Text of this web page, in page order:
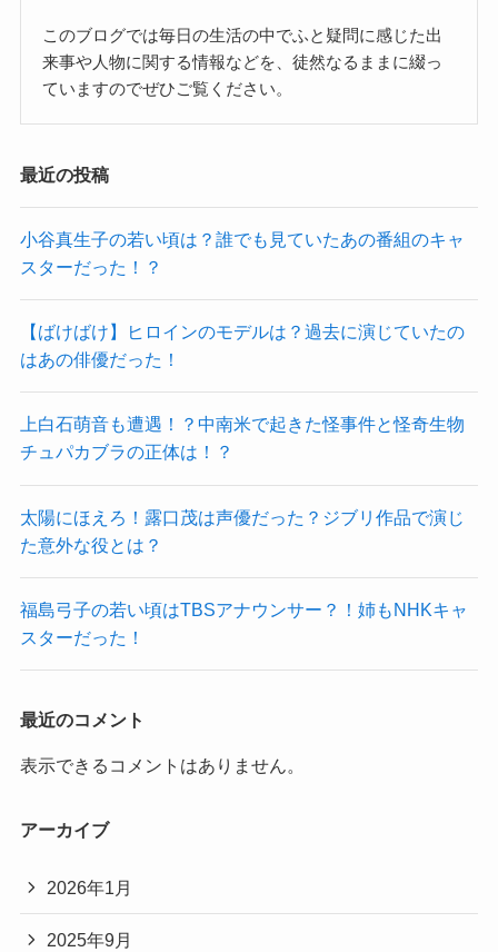
このブログでは毎日の生活の中でふと疑問に感じた出
来事や人物に関する情報などを、徒然なるままに綴っ
ていますのでぜひご覧ください。
最近の投稿
小谷真生子の若い頃は？誰でも見ていたあの番組のキャ
スターだった！？
【ばけばけ】ヒロインのモデルは？過去に演じていたの
はあの俳優だった！
上白石萌音も遭遇！？中南米で起きた怪事件と怪奇生物
チュパカブラの正体は！？
太陽にほえろ！露口茂は声優だった？ジブリ作品で演じ
た意外な役とは？
福島弓子の若い頃はTBSアナウンサー？！姉もNHKキャ
スターだった！
最近のコメント
表示できるコメントはありません。
アーカイブ
2026年1月
2025年9月